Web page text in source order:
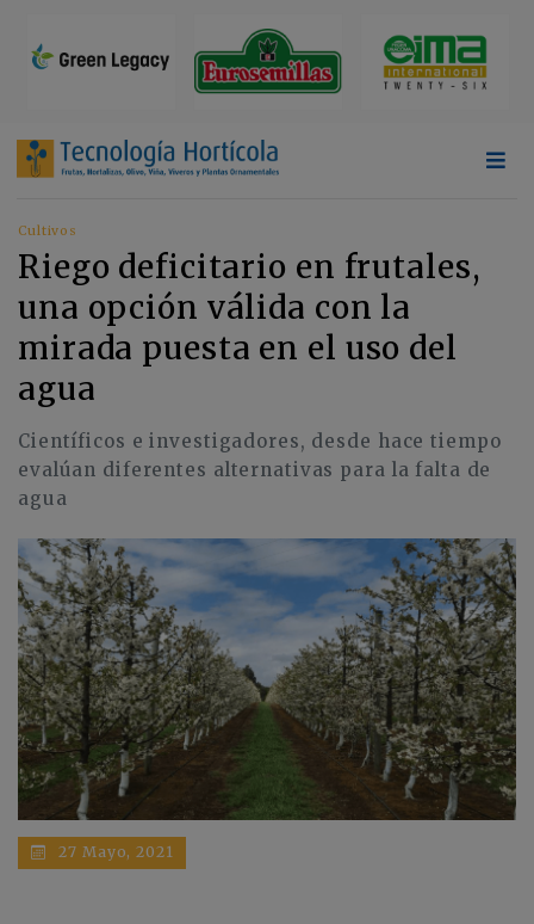
Cultivos
Riego deficitario en frutales,
una opción válida con la
mirada puesta en el uso del
agua
Científicos e investigadores, desde hace tiempo
evalúan diferentes alternativas para la falta de
agua
27 Mayo, 2021